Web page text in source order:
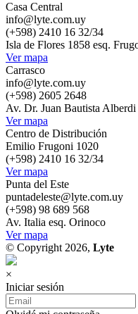
Casa Central
info@lyte.com.uy
(+598) 2410 16 32/34
Isla de Flores 1858 esq.
Ver mapa
Carrasco
info@lyte.com.uy
(+598) 2605 2648
Av. Dr. Juan Bautista Alberdi
Ver mapa
Centro de Distribución
Emilio Frugoni 1020
(+598) 2410 16 32/34
Ver mapa
Punta del Este
puntadeleste@lyte.com.uy
(+598) 98 689 568
Av. Italia esq. Orinoco
Ver mapa
© Copyright 2026, Lyte
×
Iniciar sesión